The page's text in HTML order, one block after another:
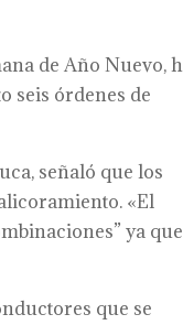
de Año Nuevo,
seis órdenes de
señaló que los
«El
ya que
que se